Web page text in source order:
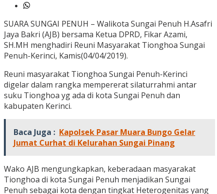
SUARA SUNGAI PENUH – Walikota Sungai Penuh H.Asafri
Jaya Bakri (AJB) bersama Ketua DPRD, Fikar Azami,
SH.MH menghadiri Reuni Masyarakat Tionghoa Sungai
Penuh-Kerinci, Kamis(04/04/2019).
Reuni masyarakat Tionghoa Sungai Penuh-Kerinci
digelar dalam rangka mempererat silaturrahmi antar
suku Tionghoa yg ada di kota Sungai Penuh dan
kabupaten Kerinci.
Baca Juga : Kapolsek Pasar Muara Bungo Gelar
Jumat Curhat di Kelurahan Sungai Pinang
Wako AJB mengungkapkan, keberadaan masyarakat
Tionghoa di kota Sungai Penuh menjadikan Sungai
Penuh sebagai kota dengan tingkat Heterogenitas yang